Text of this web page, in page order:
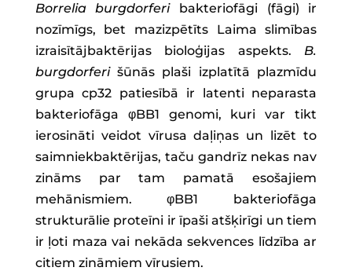
Borrelia burgdorferibakteriofāgi (fāgi) ir
nozīmīgs, bet mazizpētīts Laima slimības
izraisītājbaktērijas bioloģijas aspekts. B.
burgdorferišūnās plaši izplatītā plazmīdu
grupa cp32 patiesībā ir latenti neparasta
bakteriofāga φBB1 genomi, kuri var tikt
ierosināti veidot vīrusa daļiņas un lizēt to
saimniekbaktērijas, taču gandrīz nekas nav
zināms par tam pamatā esošajiem
mehānismiem. φBB1 bakteriofāga
strukturālie proteīni ir īpaši atšķirīgi un tiem
ir ļoti maza vai nekāda sekvences līdzība ar
citiem zināmiem vīrusiem.